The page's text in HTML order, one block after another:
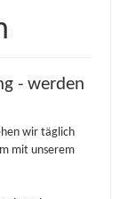
- werden
wir täglich
mit unserem